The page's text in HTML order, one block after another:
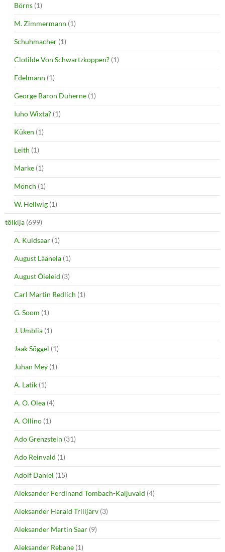
Börns (1)
M. Zimmermann (1)
Schuhmacher (1)
Clotilde Von Schwartzkoppen? (1)
Edelmann (1)
George Baron Duherne (1)
Iuho Wixta? (1)
Küken (1)
Leith (1)
Marke (1)
Mönch (1)
W. Hellwig (1)
tõlkija (699)
A. Kuldsaar (1)
August Läänela (1)
August Õieleid (3)
Carl Martin Redlich (1)
G. Soom (1)
J. Umblia (1)
Jaak Sõggel (1)
Juhan Mey (1)
A. Latik (1)
A. O. Olea (4)
A. Ollino (1)
Ado Grenzstein (31)
Ado Reinvald (1)
Adolf Daniel (15)
Aleksander Ferdinand Tombach-Kaljuvald (4)
Aleksander Harald Trilljärv (3)
Aleksander Martin Saar (9)
Aleksander Rebane (1)